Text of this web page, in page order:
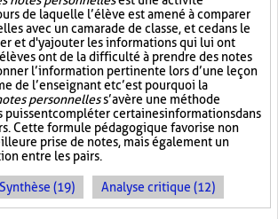
de laquelle l’élève est amené à comparer
avec un camarade de classe, et ce dans le
et d'y ajouter les informations qui lui ont
ont de la difficulté à prendre des notes
l’information pertinente lors d’une leçon
de l’enseignant et c’est pourquoi la
personnelless’avère une méthode
compléter certaines informations dans
Cette formule pédagogique favorise non
prise de notes, mais également un
entre les pairs.
Synthèse (19) Analyse critique (12)